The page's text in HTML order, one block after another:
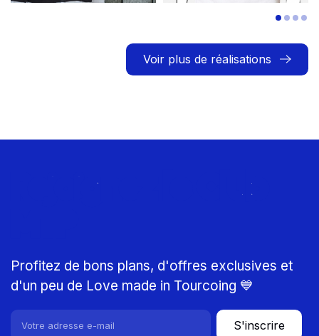
Voir plus de réalisations
Rejoignez le Club
Profitez de bons plans, d'offres exclusives et
d'un peu de Love made in Tourcoing 💙
S'inscrire